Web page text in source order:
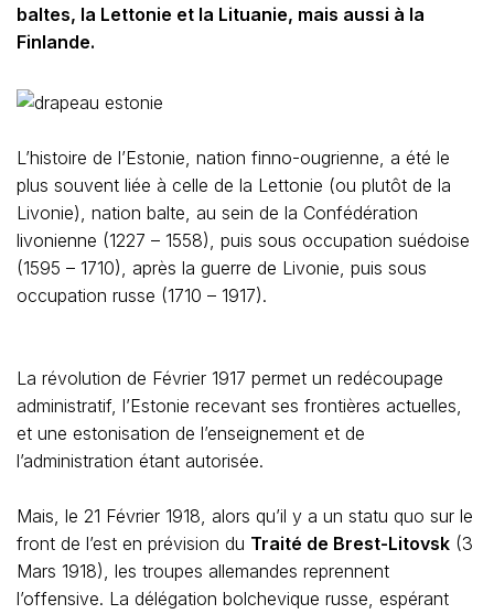
baltes, la Lettonie et la Lituanie, mais aussi à la
Finlande.
L’histoire de l’Estonie, nation finno-ougrienne, a été le
plus souvent liée à celle de la Lettonie (ou plutôt de la
Livonie), nation balte, au sein de la Confédération
livonienne (1227 – 1558), puis sous occupation suédoise
(1595 – 1710), après la guerre de Livonie, puis sous
occupation russe (1710 – 1917).
La révolution de Février 1917 permet un redécoupage
administratif, l’Estonie recevant ses frontières actuelles,
et une estonisation de l’enseignement et de
l’administration étant autorisée.
Mais, le 21 Février 1918, alors qu’il y a un statu quo sur le
front de l’est en prévision du Traité de Brest-Litovsk (3
Mars 1918), les troupes allemandes reprennent
l’offensive. La délégation bolchevique russe, espérant